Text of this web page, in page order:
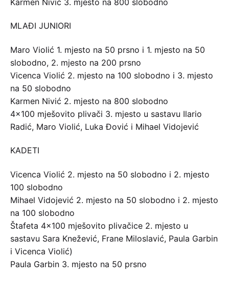
MLAĐI JUNIORI
Maro Violić 1. mjesto na 50 prsno i 1. mjesto na 50
slobodno, 2. mjesto na 200 prsno
Vicenca Violić 2. mjesto na 100 slobodno i 3. mjesto
na 50 slobodno
Karmen Nivić 2. mjesto na 800 slobodno
4×100 mješovito plivači 3. mjesto u sastavu Ilario
Radić, Maro Violić, Luka Đović i Mihael Vidojević
KADETI
Vicenca Violić 2. mjesto na 50 slobodno i 2. mjesto
100 slobodno
Mihael Vidojević 2. mjesto na 50 slobodno i 2. mjesto
na 100 slobodno
Štafeta 4×100 mješovito plivačice 2. mjesto u
sastavu Sara Knežević, Frane Miloslavić, Paula Garbin
i Vicenca Violić)
Paula Garbin 3. mjesto na 50 prsno